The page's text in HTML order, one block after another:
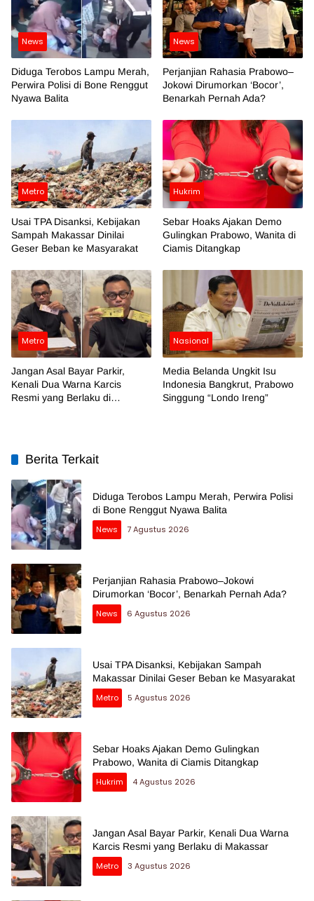
News
Diduga Terobos Lampu Merah,
Perwira Polisi di Bone Renggut
Nyawa Balita
News
Perjanjian Rahasia Prabowo–
Jokowi Dirumorkan ‘Bocor’,
Benarkah Pernah Ada?
Metro
Usai TPA Disanksi, Kebijakan
Sampah Makassar Dinilai
Geser Beban ke Masyarakat
Hukrim
Sebar Hoaks Ajakan Demo
Gulingkan Prabowo, Wanita di
Ciamis Ditangkap
Metro
Jangan Asal Bayar Parkir,
Kenali Dua Warna Karcis
Resmi yang Berlaku di
Nasional
Media Belanda Ungkit Isu
Indonesia Bangkrut, Prabowo
Singgung “Londo Ireng”
Berita Terkait
Diduga Terobos Lampu Merah, Perwira Polisi
di Bone Renggut Nyawa Balita
News
7 Agustus 2026
Perjanjian Rahasia Prabowo–Jokowi
Dirumorkan ‘Bocor’, Benarkah Pernah Ada?
News
6 Agustus 2026
Usai TPA Disanksi, Kebijakan Sampah
Makassar Dinilai Geser Beban ke Masyarakat
Metro
5 Agustus 2026
Sebar Hoaks Ajakan Demo Gulingkan
Prabowo, Wanita di Ciamis Ditangkap
Hukrim
4 Agustus 2026
Jangan Asal Bayar Parkir, Kenali Dua Warna
Karcis Resmi yang Berlaku di Makassar
Metro
3 Agustus 2026